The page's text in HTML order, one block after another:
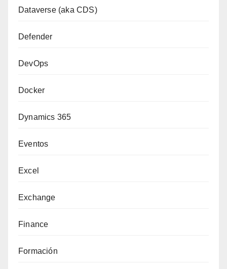
Dataverse (aka CDS)
Defender
DevOps
Docker
Dynamics 365
Eventos
Excel
Exchange
Finance
Formación